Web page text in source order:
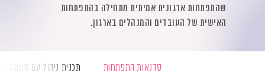
שהתפתחות ארגונית אמיתית מתחילה בהתפתחות
האישית של העובדים והמנהלים בארגון.
סדנאות התפתחות תכנית ניהול עם משמעות